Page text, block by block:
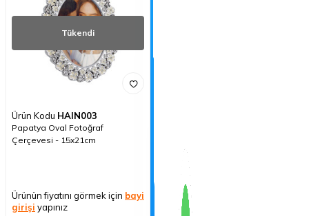
Tükendi
Ürün Kodu HAIN003
Papatya Oval Fotoğraf
Çerçevesi - 15x21cm
Ürünün fiyatını görmek için bayi
girişi yapınız